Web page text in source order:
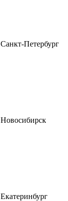
Санкт-Петербург
Новосибирск
Екатеринбург